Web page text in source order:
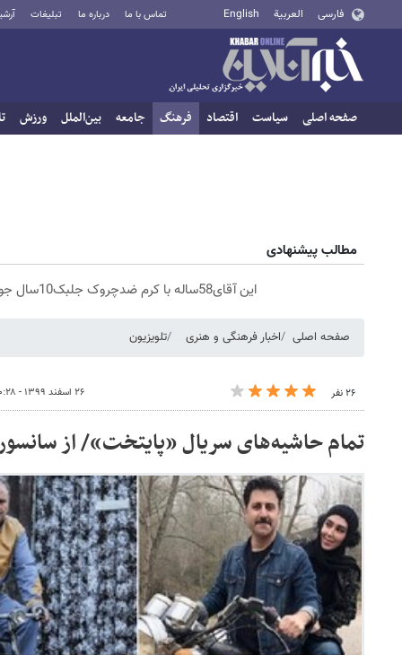
فارسی العربية English تماس با ما درباره ما تبلیغات
صفحه اصلی سیاست اقتصاد فرهنگ جامعه بین‌الملل ورزش
مطالب پیشنهادی
این آقای58ساله با کرم ضدچروک جلبک10سال جوان شد(سفارش با تخفیف)
صفحه اصلی اخبار فرهنگی و هنری تلویزیون
۲۶ نفر ۲۶ اسفند ۱۳۹۹ - ۱۰:۲۸
تمام حاشیه‌های سریال «پایتخت»/ از سانسور